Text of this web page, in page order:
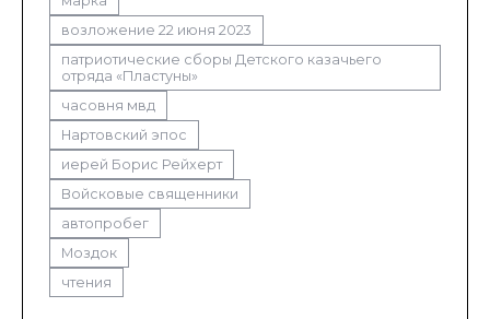
возложение 22 июня 2023
патриотические сборы Детского казачьего
отряда «Пластуны»
часовня мвд
Нартовский эпос
иерей Борис Рейхерт
Войсковые священники
автопробег
Моздок
чтения